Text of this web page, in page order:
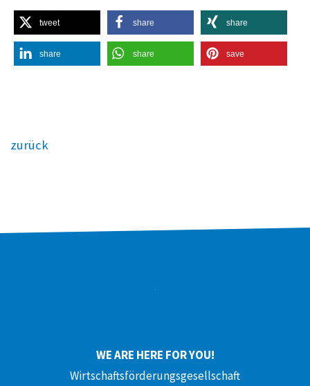
tweet share share
share share save
zurück
WE ARE HERE FOR YOU!
Wirtschaftsförderungsgesellschaft